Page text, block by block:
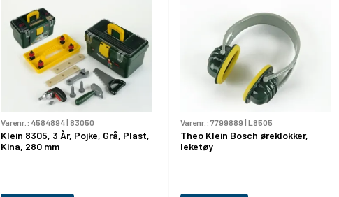
Varenr.: 4584894| 83050
Klein 8305, 3 År, Pojke, Grå, Plast,
Kina, 280 mm
Varenr.: 7799889 | L8505
Theo Klein Bosch øreklokker,
leketøy